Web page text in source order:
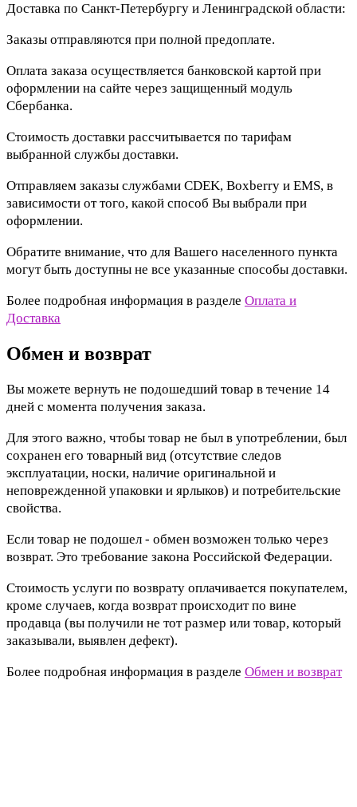
Доставка по Санкт-Петербургу и Ленинградской области:
Заказы отправляются при полной предоплате.
Оплата заказа осуществляется банковской картой при
оформлении на сайте через защищенный модуль
Сбербанка.
Стоимость доставки рассчитывается по тарифам
выбранной службы доставки.
Отправляем заказы службами CDEK, Boxberry и EMS, в
зависимости от того, какой способ Вы выбрали при
оформлении.
Обратите внимание, что для Вашего населенного пункта
могут быть доступны не все указанные способы доставки.
Более подробная информация в разделе Оплата и
Доставка
Обмен и возврат
Вы можете вернуть не подошедший товар в течение 14
дней с момента получения заказа.
Для этого важно, чтобы товар не был в употреблении, был
сохранен его товарный вид (отсутствие следов
эксплуатации, носки, наличие оригинальной и
неповрежденной упаковки и ярлыков) и потребительские
свойства.
Если товар не подошел - обмен возможен только через
возврат. Это требование закона Российской Федерации.
Стоимость услуги по возврату оплачивается покупателем,
кроме случаев, когда возврат происходит по вине
продавца (вы получили не тот размер или товар, который
заказывали, выявлен дефект).
Более подробная информация в разделе Обмен и возврат